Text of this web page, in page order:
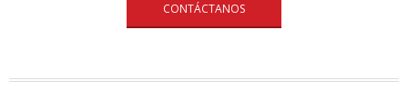
CONTÁCTANOS